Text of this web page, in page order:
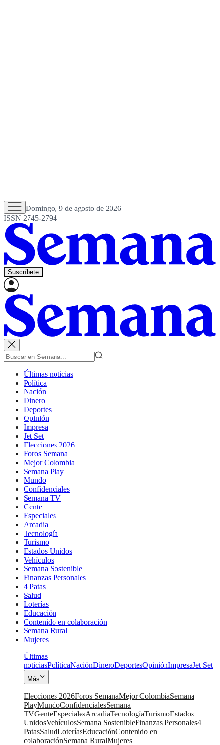
Domingo, 9 de agosto de 2026
ISSN 2745-2794
Suscríbete
Últimas noticias
Política
Nación
Dinero
Deportes
Opinión
Impresa
Jet Set
Elecciones 2026
Foros Semana
Mejor Colombia
Semana Play
Mundo
Confidenciales
Semana TV
Gente
Especiales
Arcadia
Tecnología
Turismo
Estados Unidos
Vehículos
Semana Sostenible
Finanzas Personales
4 Patas
Salud
Loterías
Educación
Contenido en colaboración
Semana Rural
Mujeres
Últimas
noticiasPolíticaNaciónDineroDeportesOpiniónImpresaJet Set
Más
Elecciones 2026Foros SemanaMejor ColombiaSemana
PlayMundoConfidencialesSemana
TVGenteEspecialesArcadiaTecnologíaTurismoEstados
UnidosVehículosSemana SostenibleFinanzas Personales4
PatasSaludLoteríasEducaciónContenido en
colaboraciónSemana RuralMujeres